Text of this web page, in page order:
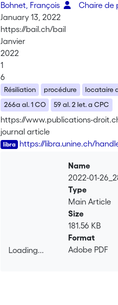
Bohnet, François
Chaire de
January 13, 2022
https://bail.ch/bail
Janvier
2022
1
6
Résiliation procédure locataire
266a al. 1 CO
59 al. 2 let. a CPC
https://www.publications-
journal article
https://libra.unine.ch/
Loading...
Name
2022-01-
Type
Main Article
Size
181.56 KB
Format
Adobe PDF